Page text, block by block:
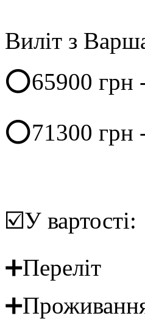
Виліт з
⭕️65900 грн
⭕️71300 грн
☑️У вартості:
➕Переліт